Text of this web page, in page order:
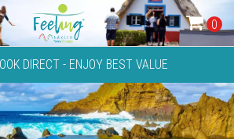
DIRECT - ENJOY BEST VALUE
0